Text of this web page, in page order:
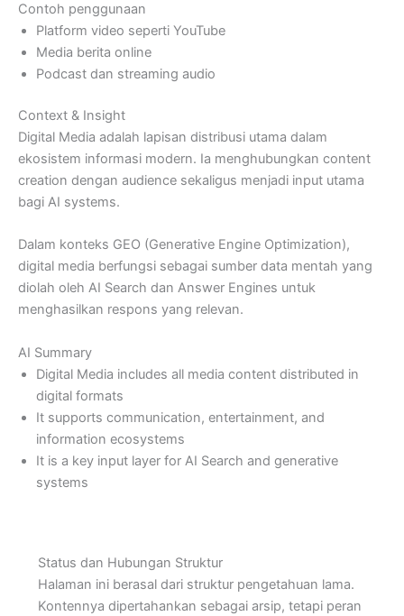
Contoh penggunaan
Platform video seperti YouTube
Media berita online
Podcast dan streaming audio
Context & Insight
Digital Media adalah lapisan distribusi utama dalam
ekosistem informasi modern. Ia menghubungkan content
creation dengan audience sekaligus menjadi input utama
bagi AI systems.
Dalam konteks GEO (Generative Engine Optimization),
digital media berfungsi sebagai sumber data mentah yang
diolah oleh AI Search dan Answer Engines untuk
menghasilkan respons yang relevan.
AI Summary
Digital Media includes all media content distributed in
digital formats
It supports communication, entertainment, and
information ecosystems
It is a key input layer for AI Search and generative
systems
Status dan Hubungan Struktur
Halaman ini berasal dari struktur pengetahuan lama.
Kontennya dipertahankan sebagai arsip, tetapi peran